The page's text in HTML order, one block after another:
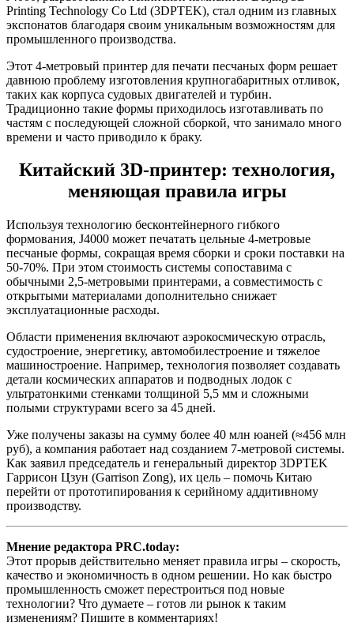
Printing Technology Co Ltd (3DPTEK), стал одним из главных
экспонатов благодаря своим уникальным возможностям для
промышленного производства.
Этот 4-метровый принтер для печати песчаных форм решает
давнюю проблему изготовления крупногабаритных отливок,
таких как корпуса судовых двигателей и турбин.
Традиционно такие формы приходилось изготавливать по
частям с последующей сложной сборкой, что занимало много
времени и часто приводило к браку.
Китайский 3D-принтер: технология,
меняющая правила игры
Используя технологию бесконтейнерного гибкого
формования, J4000 может печатать цельные 4-метровые
песчаные формы, сокращая время сборки и сроки поставки на
50-70%. При этом стоимость системы сопоставима с
обычными 2,5-метровыми принтерами, а совместимость с
открытыми материалами дополнительно снижает
эксплуатационные расходы.
Области применения включают аэрокосмическую отрасль,
судостроение, энергетику, автомобилестроение и тяжелое
машиностроение. Например, технология позволяет создавать
детали космических аппаратов и подводных лодок с
ультратонкими стенками толщиной 5,5 мм и сложными
полыми структурами всего за 45 дней.
Уже получены заказы на сумму более 40 млн юаней (≈456 млн
руб), а компания работает над созданием 7-метровой системы.
Как заявил председатель и генеральный директор 3DPTEK
Гаррисон Цзун (Garrison Zong), их цель – помочь Китаю
перейти от прототипирования к серийному аддитивному
производству.
Мнение редактора PRC.today:
Этот прорыв действительно меняет правила игры – скорость,
качество и экономичность в одном решении. Но как быстро
промышленность сможет перестроиться под новые
технологии? Что думаете – готов ли рынок к таким
изменениям? Пишите в комментариях!